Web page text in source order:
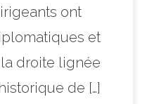
ont
et
droite lignée
de […]